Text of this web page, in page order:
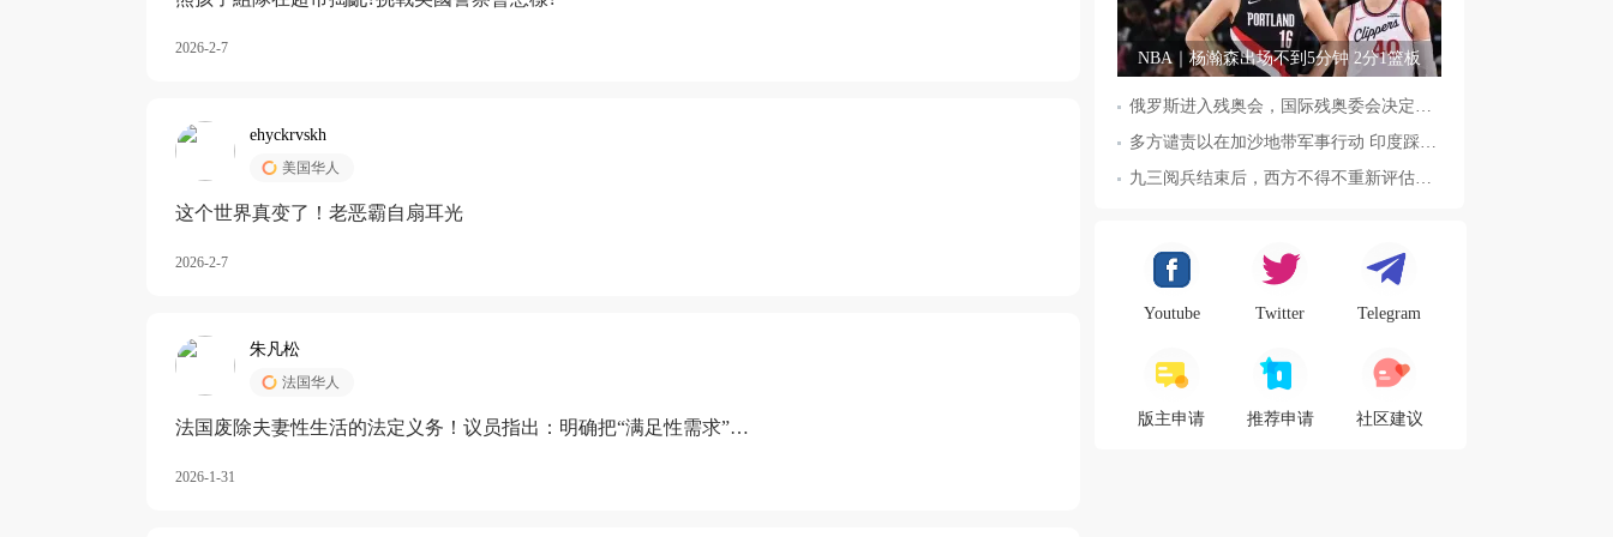
2026-2-7
ehyckrvskh
美国华人
这个世界真变了！老恶霸自扇耳光
2026-2-7
朱凡松
法国华人
法国废除夫妻性生活的法定义务！议员指出：明确把“满足性需求”排
2026-1-31
NBA｜杨瀚森出场不到5分钟 2分1篮板
Youtube Twitter Telegram
版主申请 推荐申请 社区建议